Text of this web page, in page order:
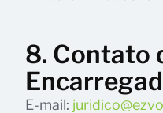
8. Contato
E-mail: